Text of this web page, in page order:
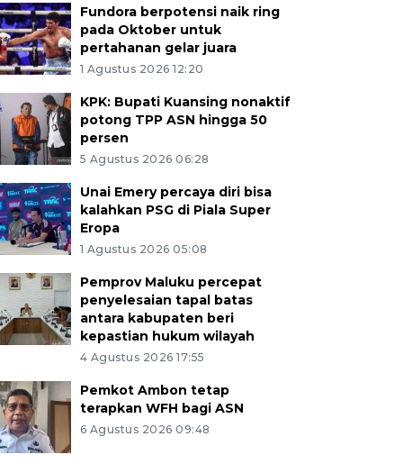
Fundora berpotensi naik ring
pada Oktober untuk
pertahanan gelar juara
1 Agustus 2026 12:20
KPK: Bupati Kuansing nonaktif
potong TPP ASN hingga 50
persen
5 Agustus 2026 06:28
Unai Emery percaya diri bisa
kalahkan PSG di Piala Super
Eropa
1 Agustus 2026 05:08
Pemprov Maluku percepat
penyelesaian tapal batas
antara kabupaten beri
kepastian hukum wilayah
4 Agustus 2026 17:55
Pemkot Ambon tetap
terapkan WFH bagi ASN
6 Agustus 2026 09:48